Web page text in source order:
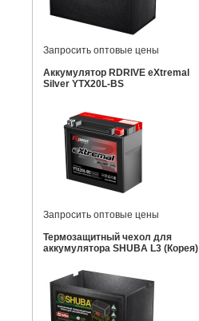
Запросить оптовые цены
Аккумулятор RDRIVE eXtremal
Silver YTX20L-BS
Запросить оптовые цены
Термозащитный чехол для
аккумулятора SHUBA L3 (Корея)